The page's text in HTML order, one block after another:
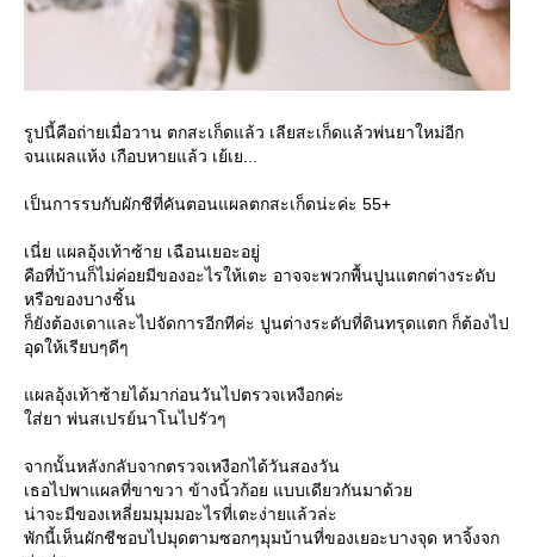
รูปนี้คือถ่ายเมื่อวาน ตกสะเก็ดแล้ว เลียสะเก็ดแล้วพ่นยาใหม่อีก
จนแผลแห้ง เกือบหายแล้ว เย้เย...
เป็นการรบกับผักชีที่คันตอนแผลตกสะเก็ดน่ะค่ะ 55+
เนี่ย แผลอุ้งเท้าซ้าย เฉือนเยอะอยู่
คือที่บ้านก็ไม่ค่อยมีของอะไรให้เตะ อาจจะพวกพื้นปูนแตกต่างระดับ
หรือของบางชิ้น
ก็ยังต้องเดาและไปจัดการอีกทีค่ะ ปูนต่างระดับที่ดินทรุดแตก ก็ต้องไป
อุดให้เรียบๆดีๆ
ผลอุ้งเท้าซ้ายได้มาก่อนวันไปตรวจเหงือกค่ะ
ส่ยา พ่นสเปรย์นาโนไปรัวๆ
จากนั้นหลังกลับจากตรวจเหงือกได้วันสองวัน
เธอไปพาแผลที่ขาขวา ข้างนิ้วก้อย แบบเดียวกันมาด้ว
น่าจะมีของเหลี่ยมมุมมอะไรที่เตะง่ายแล้วล่ะ
พักนี้เห็นผักชีชอบไปมุดตามซอกๆมุมบ้านที่ของเยอะบางจุด หาจิ้งจก